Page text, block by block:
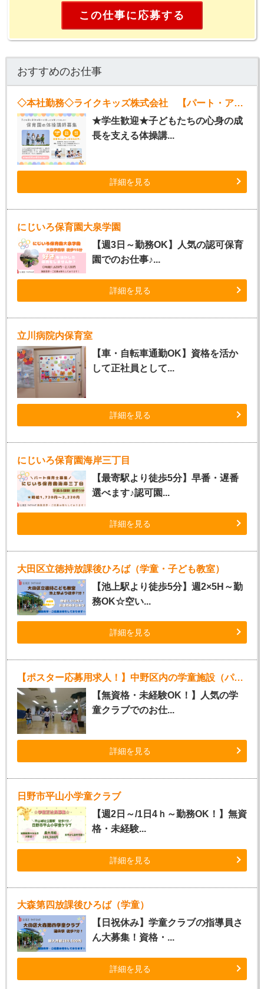
この仕事に応募する
おすすめのお仕事
◇本社勤務◇ライクキッズ株式会社 【パート・アルバイト体操講師】
★学生歓迎★子どもたちの心身の成
長を支える体操講...
詳細を見る
にじいろ保育園大泉学園
【週3日～勤務OK】人気の認可保育
園でのお仕事♪...
詳細を見る
立川病院内保育室
【車・自転車通勤OK】資格を活か
して正社員として...
詳細を見る
にじいろ保育園海岸三丁目
【最寄駅より徒歩5分】早番・遅番
選べます♪認可園...
詳細を見る
大田区立徳持放課後ひろば（学童・子ども教室）
【池上駅より徒歩5分】週2×5H～勤
務OK☆空い...
詳細を見る
【ポスター応募用求人！】中野区内の学童施設（パート指導員）
【無資格・未経験OK！】人気の学
童クラブでのお仕...
詳細を見る
日野市平山小学童クラブ
【週2日～/1日4ｈ～勤務OK！】無資
格・未経験...
詳細を見る
大森第四放課後ひろば（学童）
【日祝休み】学童クラブの指導員さ
ん大募集！資格・...
詳細を見る